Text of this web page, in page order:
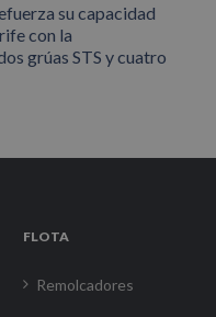
su capacidad
con la
grúas STS y cuatro
FLOTA
Remolcadores